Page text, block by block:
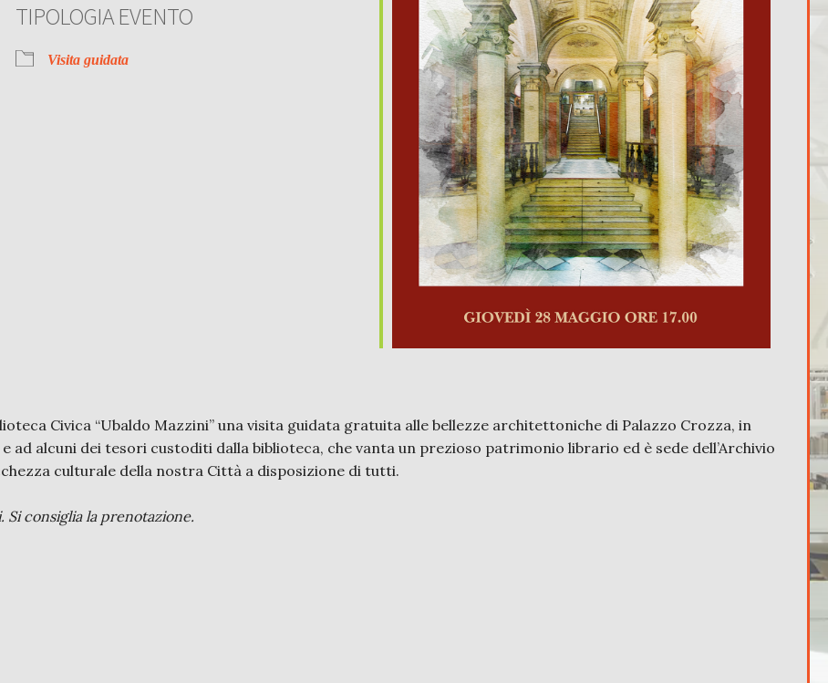
Office 365 Outlook Live
TIPOLOGIA EVENTO
Visita guidata
Civica “Ubaldo Mazzini” una visita guidata gratuita alle bellezze architettoniche di Palazzo Crozza, in
ad alcuni dei tesori custoditi dalla biblioteca, che vanta un prezioso patrimonio librario ed è sede dell’Archivio
culturale della nostra Città a disposizione di tutti.
consiglia la prenotazione.